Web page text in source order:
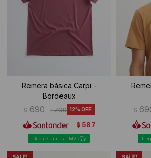
Remera básica Carpi -
Bordeaux
$ 690 $ 790 12
$ 587
Llega el lunes - MVD
$